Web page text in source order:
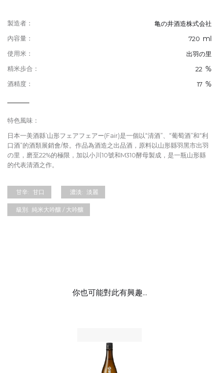
製造者： 亀の井酒造株式会社
內容量： 720 ml
使用米： 出羽の里
精米歩合： 22 %
酒精度： 17 %
特色風味：
日本一美酒縣’山形フェアフェアー(Fair)是一個以“清酒”、“葡萄酒”和“利
口酒”的酒類展銷會/祭。作品為酒造之出品酒，原料以山形縣羽黑市出羽
の里，磨至22%的極限，加以小川10號和M310酵母製成，是一瓶山形縣
的代表清酒之作。
甘辛: 甘口 濃淡: 淡麗
級別: 純米大吟釀 / 大吟釀
你也可能對此有興趣...